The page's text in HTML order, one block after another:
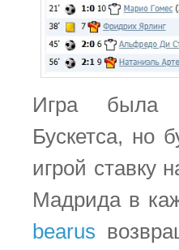
Игра была
Бускетса, но
игрой ставку
Мадрида в
bearus